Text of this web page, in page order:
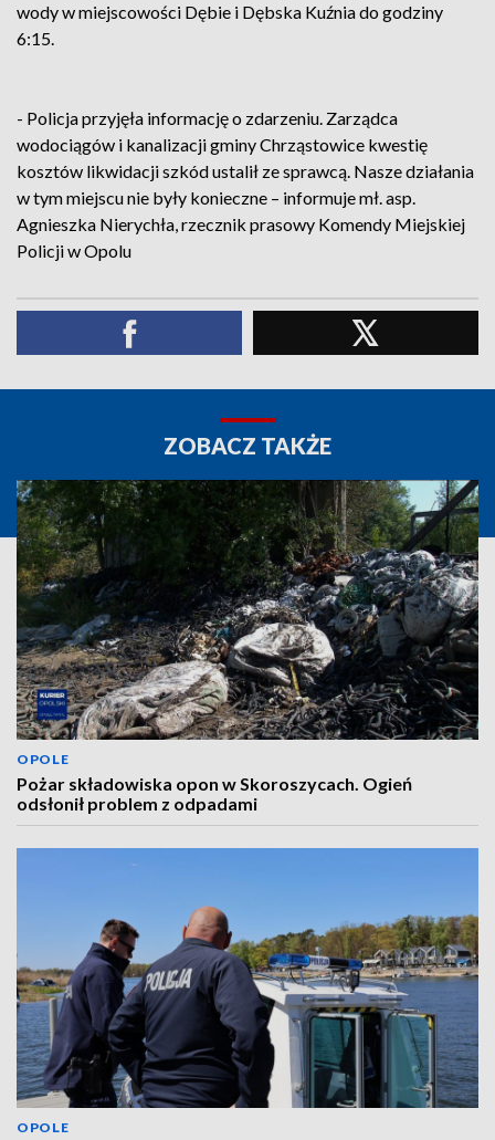
wody w miejscowości Dębie i Dębska Kuźnia do godziny
6:15.
- Policja przyjęła informację o zdarzeniu. Zarządca
wodociągów i kanalizacji gminy Chrząstowice kwestię
kosztów likwidacji szkód ustalił ze sprawcą. Nasze działania
w tym miejscu nie były konieczne – informuje mł. asp.
Agnieszka Nierychła, rzecznik prasowy Komendy Miejskiej
Policji w Opolu
ZOBACZ TAKŻE
OPOLE
Pożar składowiska opon w Skoroszycach. Ogień
odsłonił problem z odpadami
OPOLE